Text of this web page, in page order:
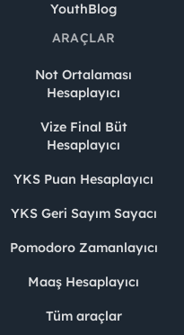
YouthBlog
ARAÇLAR
Not Ortalaması
Hesaplayıcı
Vize Final Büt
Hesaplayıcı
YKS Puan Hesaplayıcı
YKS Geri Sayım Sayacı
Pomodoro Zamanlayıcı
Maaş Hesaplayıcı
Tüm araçlar